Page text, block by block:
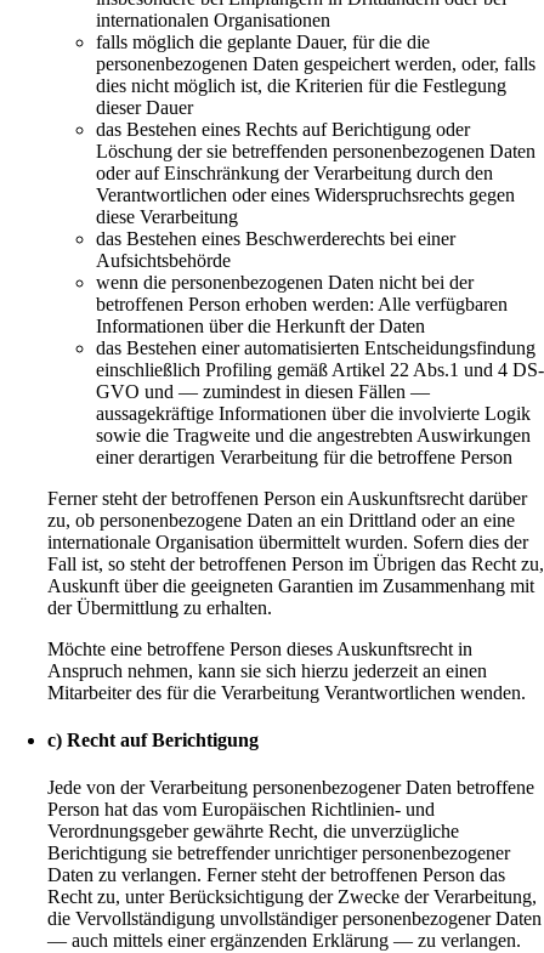
internationalen Organisationen
falls möglich die geplante Dauer, für die die
personenbezogenen Daten gespeichert werden, oder, falls
dies nicht möglich ist, die Kriterien für die Festlegung
dieser Dauer
das Bestehen eines Rechts auf Berichtigung oder
Löschung der sie betreffenden personenbezogenen Daten
oder auf Einschränkung der Verarbeitung durch den
Verantwortlichen oder eines Widerspruchsrechts gegen
diese Verarbeitung
das Bestehen eines Beschwerderechts bei einer
Aufsichtsbehörde
wenn die personenbezogenen Daten nicht bei der
betroffenen Person erhoben werden: Alle verfügbaren
Informationen über die Herkunft der Daten
das Bestehen einer automatisierten Entscheidungsfindung
einschließlich Profiling gemäß Artikel 22 Abs.1 und 4 DS-
GVO und — zumindest in diesen Fällen —
aussagekräftige Informationen über die involvierte Logik
sowie die Tragweite und die angestrebten Auswirkungen
einer derartigen Verarbeitung für die betroffene Person
Ferner steht der betroffenen Person ein Auskunftsrecht darüber
zu, ob personenbezogene Daten an ein Drittland oder an eine
internationale Organisation übermittelt wurden. Sofern dies der
Fall ist, so steht der betroffenen Person im Übrigen das Recht zu,
Auskunft über die geeigneten Garantien im Zusammenhang mit
der Übermittlung zu erhalten.
Möchte eine betroffene Person dieses Auskunftsrecht in
Anspruch nehmen, kann sie sich hierzu jederzeit an einen
Mitarbeiter des für die Verarbeitung Verantwortlichen wenden.
c) Recht auf Berichtigung
Jede von der Verarbeitung personenbezogener Daten betroffene
Person hat das vom Europäischen Richtlinien- und
Verordnungsgeber gewährte Recht, die unverzügliche
Berichtigung sie betreffender unrichtiger personenbezogener
Daten zu verlangen. Ferner steht der betroffenen Person das
Recht zu, unter Berücksichtigung der Zwecke der Verarbeitung,
die Vervollständigung unvollständiger personenbezogener Daten
— auch mittels einer ergänzenden Erklärung — zu verlangen.